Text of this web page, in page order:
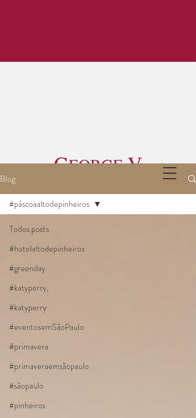
Blog
Todos posts
#hotelaltodepinheiros
#greenday
#katyperry,
#katyperry
#eventosemSãoPaulo
#primavera
#primaveraemsãopaulo
#sãopaulo
#pinheiros
#páscoaaltodepinheiros